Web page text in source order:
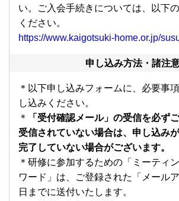
い。ご入会手続きについては、以下
ください。
https://www.kaigotsuki-home.or.jp/
申し込み方法・諸注
＊以下申し込みフォームに、必要事
し込みください。
＊
「受付確認メール」の受信を必ず
受信されていない場合は、申し込み
完了していない場合がございます。
＊研修に参加するための「ミーティ
ワード」は、ご登録された「メール
日までに送付いたします。